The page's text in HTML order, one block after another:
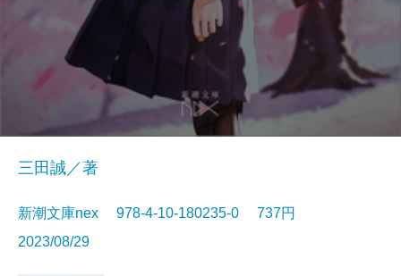
三田誠／著
新潮文庫nex 978-4-10-180235-0 737円
2023/08/29